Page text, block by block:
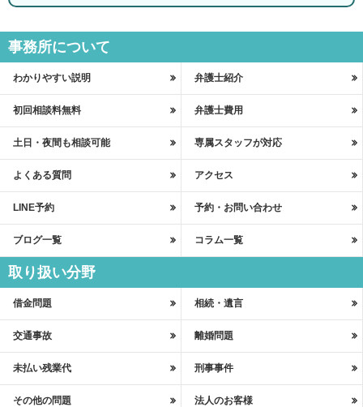
事務所について
わかりやすい説明 弁護士紹介
初回相談料無料 弁護士費用
土日・夜間も相談可能 専属スタッフが対応
よくある質問 アクセス
LINE予約 予約・お問い合わせ
ブログ一覧 コラム一覧
取り扱い分野
借金問題 相続・遺言
交通事故 離婚問題
未払い残業代 刑事事件
その他の問題 法人のお客様